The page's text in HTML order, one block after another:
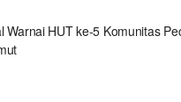
Warnai HUT ke-5 Komunitas